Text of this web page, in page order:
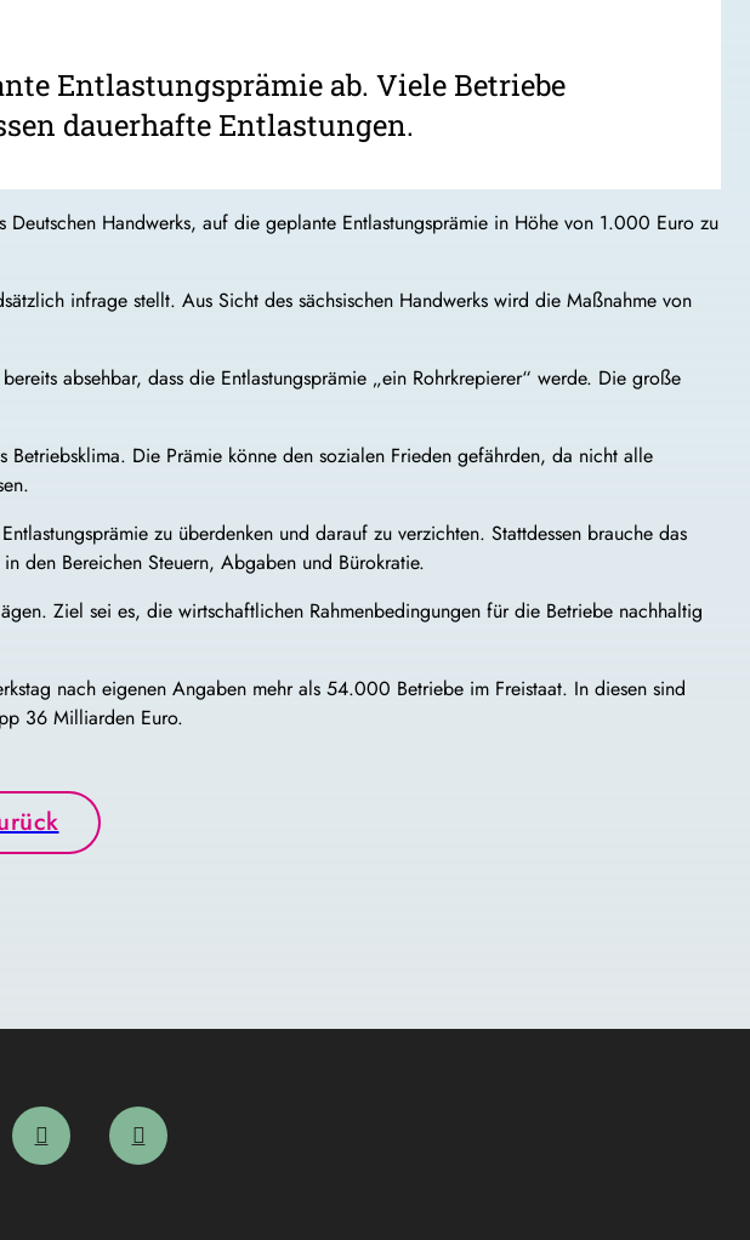
Entlastungsprämie ab. Viele Betriebe
dauerhafte Entlastungen.
Deutschen Handwerks, auf die geplante Entlastungsprämie in Höhe von 1.000 Euro zu
infrage stellt. Aus Sicht des sächsischen Handwerks wird die Maßnahme von
absehbar, dass die Entlastungsprämie „ein Rohrkrepierer“ werde. Die große
Die Prämie könne den sozialen Frieden gefährden, da nicht alle
zu überdenken und darauf zu verzichten. Stattdessen brauche das
den Bereichen Steuern, Abgaben und Bürokratie.
Ziel sei es, die wirtschaftlichen Rahmenbedingungen für die Betriebe nachhaltig
nach eigenen Angaben mehr als 54.000 Betriebe im Freistaat. In diesen sind
36 Milliarden Euro.